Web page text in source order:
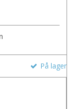
På lager